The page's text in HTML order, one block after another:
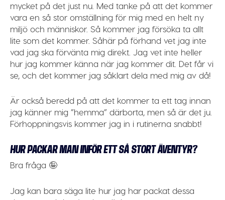
mycket på det just nu. Med tanke på att det kommer
vara en så stor omställning för mig med en helt ny
miljö och människor. Så kommer jag försöka ta allt
lite som det kommer. Såhär på förhand vet jag inte
vad jag ska förvänta mig direkt. Jag vet inte heller
hur jag kommer känna när jag kommer dit. Det får vi
se, och det kommer jag såklart dela med mig av då!
Är också beredd på att det kommer ta ett tag innan
jag känner mig ”hemma” därborta, men så är det ju.
Förhoppningsvis kommer jag in i rutinerna snabbt!
HUR PACKAR MAN INFÖR ETT SÅ STORT ÄVENTYR?
Bra fråga 🤪
Jag kan bara säga lite hur jag har packat dessa